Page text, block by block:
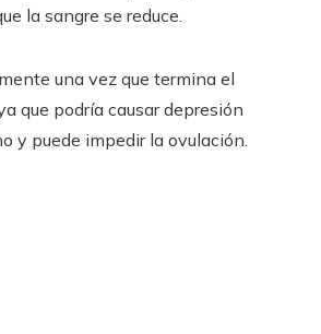
la sangre se reduce.
una vez que termina el
que podría causar depresión
y puede impedir la ovulación.